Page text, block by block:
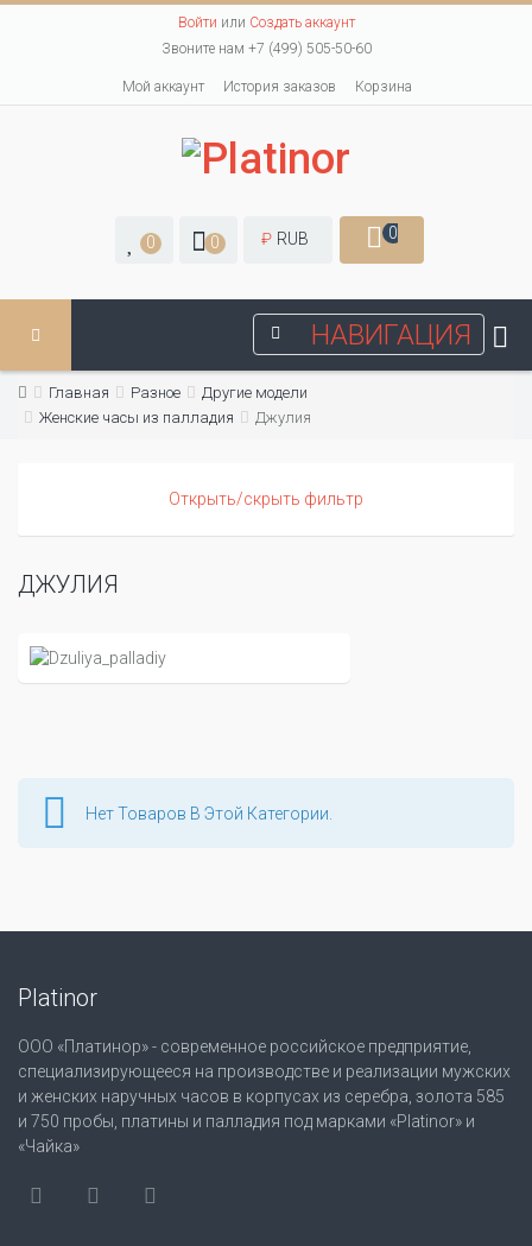
Войти или Создать аккаунт
Звоните нам +7 (499) 505-50-60
Мой аккаунт История заказов Корзина
0 0 ₽ RUB 0
НАВИГАЦИЯ
Главная Разное
Другие модели
Женские часы из палладия
Джулия
Открыть/скрыть фильтр
ДЖУЛИЯ
Нет Товаров В Этой Категории.
Platinor
ООО «Платинор» - современное российское предприятие,
специализирующееся на производстве и реализации мужских
и женских наручных часов в корпусах из серебра, золота 585
и 750 пробы, платины и палладия под марками «Platinor» и
«Чайка»